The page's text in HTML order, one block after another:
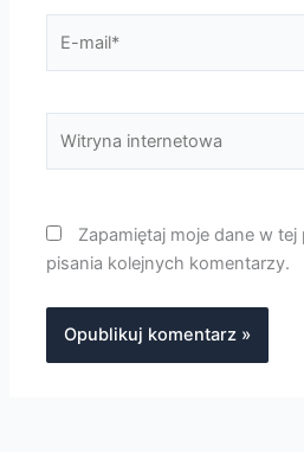
mail*
internetowa
Zapamiętaj moje dane w
pisania kolejnych komentarzy.